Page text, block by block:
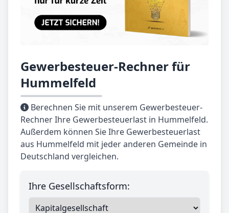
Gewerbesteuer-Rechner für
Hummelfeld
Berechnen Sie mit unserem Gewerbesteuer-
Rechner Ihre Gewerbesteuerlast in Hummelfeld.
Außerdem können Sie Ihre Gewerbesteuerlast
aus Hummelfeld mit jeder anderen Gemeinde in
Deutschland vergleichen.
Ihre Gesellschaftsform: